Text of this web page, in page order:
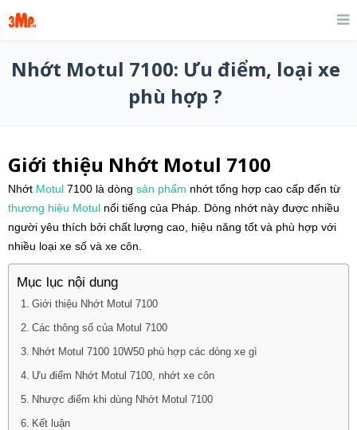
Nhớt Motul 7100: Ưu điểm, loại xe
phù hợp ?
Giới thiệu Nhớt Motul 7100
Nhớt Motul 7100 là dòng sản phẩm nhớt tổng hợp cao cấp đến từ
thương hiệu Motul nổi tiếng của Pháp. Dòng nhớt này được nhiều
người yêu thích bởi chất lượng cao, hiệu năng tốt và phù hợp với
nhiều loại xe số và xe côn.
Mục lục nội dung
Giới thiệu Nhớt Motul 7100
Các thông số của Motul 7100
Nhớt Motul 7100 10W50 phù hợp các dòng xe gì
Ưu điểm Nhớt Motul 7100, nhớt xe côn
Nhược điểm khi dùng Nhớt Motul 7100
Kết luận